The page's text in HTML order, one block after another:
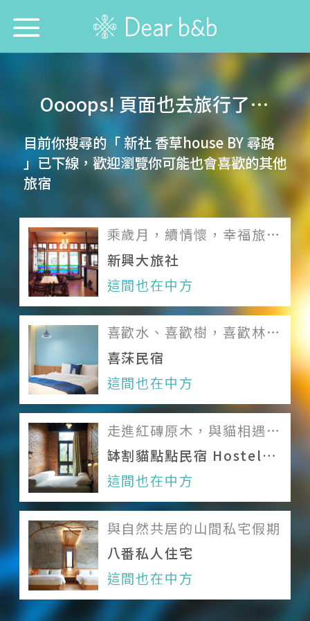
尋找旅宿防疫模範生！
想跟誰旅行？
想去哪旅行？
想找哪間旅宿？
每週特輯
選擇語言：
中文 English
團隊印象
加入我們
服務條款
Like us on Facebook
Follow us on Instagram
Oooops! 頁面也去旅行了…
目前你搜尋的「 新社 香草house BY 尋路
」已下線，歡迎瀏覽你可能也會喜歡的其他
旅宿
乘歲月，續情懷，幸福旅店
的光陰故事
新興大旅社
這間也在中方
喜歡水、喜歡樹，喜歡林間
湖邊的愜意
喜莯民宿
這間也在中方
走進紅磚原木，與貓相遇的
活力旅棧！
缽割貓點點民宿 Hostel
DianDian
這間也在中方
與自然共居的山間私宅假期
八番私人住宅
這間也在中方